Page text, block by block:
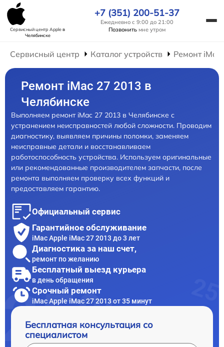
Сервисный центр Appleв
Челябинске
+7 (351) 200-51-37
Ежедневно с 9:00 до 21:00
Позвонить мне утром
Сервисный центр Каталог устройств Ремонт iMac
Ремонт iMac 27 2013 в
Челябинске
Выполняем ремонт iMac 27 2013 в Челябинске с
устранением неисправностей любой сложности. Проводим
диагностику, выявляем причины поломки, заменяем
неисправные детали и восстанавливаем
работоспособность устройства. Используем оригинальные
или рекомендованные производителем запчасти, после
ремонта выполняем проверку всех функций и
предоставляем гарантию.
Официальный сервис
Гарантийное обслуживание
iMac Apple iMac 27 2013 до 3 лет
Диагностика за наш счет,
ремонт по желанию
Бесплатный выезд курьера
в день обращения
Срочный ремонт
iMac Apple iMac 27 2013 от 35 минут
Бесплатная консультация со
специалистом